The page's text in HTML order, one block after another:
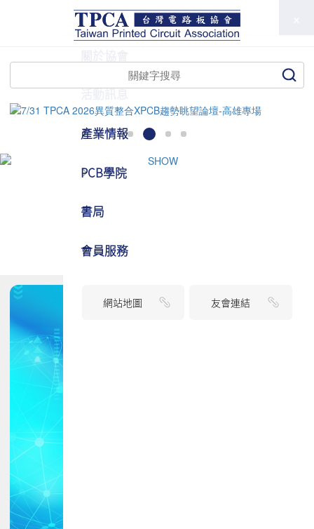
TPCA
活動訊息
產業情報
PCB學院
書局
會員服務
網站地圖 友會連結